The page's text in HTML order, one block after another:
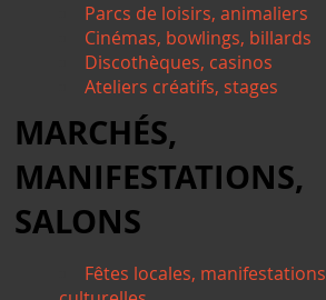
Parcs de loisirs, animaliers
Cinémas, bowlings, billards
Discothèques, casinos
Ateliers créatifs, stages
MARCHÉS,
MANIFESTATIONS,
SALONS
Fêtes locales, manifestations